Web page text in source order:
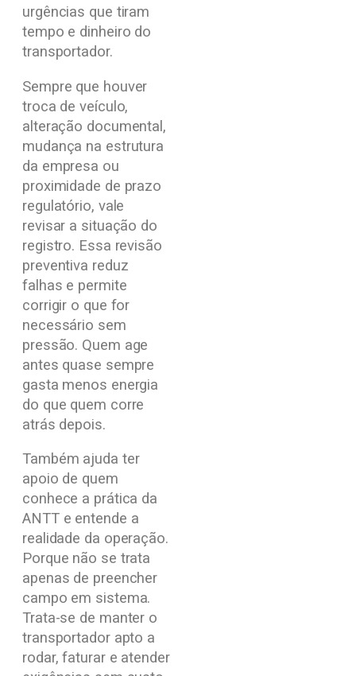
urgências que tiram
tempo e dinheiro do
transportador.
Sempre que houver
troca de veículo,
alteração documental,
mudança na estrutura
da empresa ou
proximidade de prazo
regulatório, vale
revisar a situação do
registro. Essa revisão
preventiva reduz
falhas e permite
corrigir o que for
necessário sem
pressão. Quem age
antes quase sempre
gasta menos energia
do que quem corre
atrás depois.
Também ajuda ter
apoio de quem
conhece a prática da
ANTT e entende a
realidade da operação.
Porque não se trata
apenas de preencher
campo em sistema.
Trata-se de manter o
transportador apto a
rodar, faturar e atender